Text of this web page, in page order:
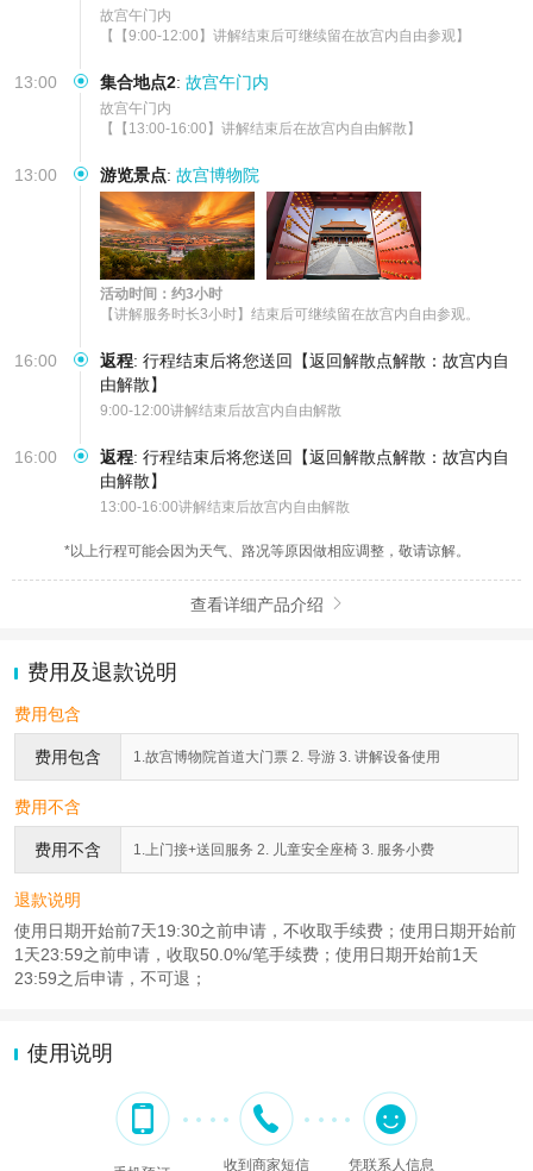
故宫午门内
【【9:00-12:00】讲解结束后可继续留在故宫内自由参观】
13:00 集合地点2: 故宫午门内
故宫午门内
【【13:00-16:00】讲解结束后在故宫内自由解散】
13:00 游览景点: 故宫博物院
活动时间：约3小时
【讲解服务时长3小时】结束后可继续留在故宫内自由参观。
16:00 返程: 行程结束后将您送回【返回解散点解散：故宫内自
由解散】
9:00-12:00讲解结束后故宫内自由解散
16:00 返程: 行程结束后将您送回【返回解散点解散：故宫内自
由解散】
13:00-16:00讲解结束后故宫内自由解散
*以上行程可能会因为天气、路况等原因做相应调整，敬请谅解。
查看详细产品介绍 
费用及退款说明
费用包含
费用包含 1.故宫博物院首道大门票 2. 导游 3. 讲解设备使用
费用不含
费用不含 1.上门接+送回服务 2. 儿童安全座椅 3. 服务小费
退款说明
使用日期开始前7天19:30之前申请，不收取手续费；使用日期开始前
1天23:59之前申请，收取50.0%/笔手续费；使用日期开始前1天
23:59之后申请，不可退；
使用说明
收到商家短信 凭联系人信息